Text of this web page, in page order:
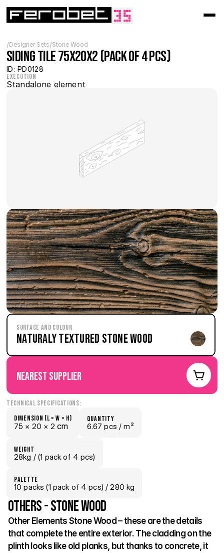
/Designer Sets/Stone Wood
Siding Tile 75x20x2 (pack of 4 pcs)
ID: PD0128
Execution
Standalone element
Surface and Colour
Naturaly Textured Stone Wood
nearest supplier
Technical Specifications:
Dimension (L × W × H)
75 × 20 × 2 cm
quantity
6.67 pcs / m²
weight
28kg / (1 pack of 4 pcs)
palette
10 packs (1 pack of 4 pcs) / 280 kg
Others - Stone Wood
Other Elements Stone Wood – these are the details
that complete the entire exterior. The cladding on the
plinth looks like old planks, but thanks to concrete, it